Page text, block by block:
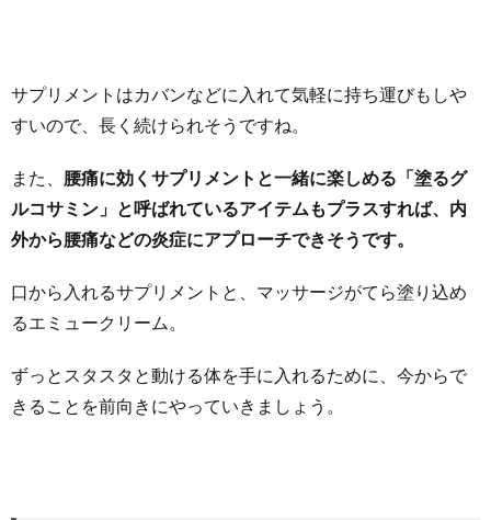
サプリメントはカバンなどに入れて気軽に持ち運びもしや
すいので、長く続けられそうですね。
また、 腰痛に効くサプリメントと一緒に楽しめる「塗るグ
ルコサミン」と呼ばれているアイテムもプラスすれば、内
外から腰痛などの炎症にアプローチできそうです。
口から入れるサプリメントと、マッサージがてら塗り込め
るエミュークリーム。
ずっとスタスタと動ける体を手に入れるために、今からで
きることを前向きにやっていきましょう。